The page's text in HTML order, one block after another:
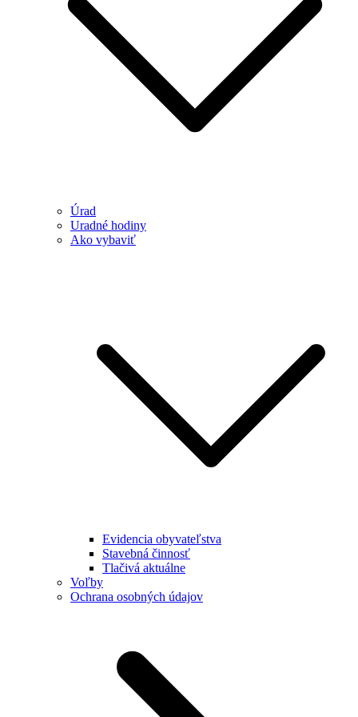
Úrad
Uradné hodiny
Ako vybaviť
Evidencia obyvateľstva
Stavebná činnosť
Tlačivá aktuálne
Voľby
Ochrana osobných údajov